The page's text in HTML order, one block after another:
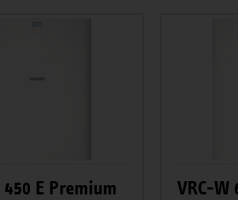
450 E Premium VRC-W